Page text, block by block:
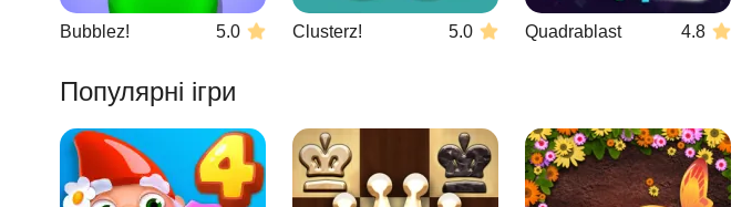
Bubblez! 5.0 Clusterz! 5.0 Quadrablast 4.8
Популярні ігри